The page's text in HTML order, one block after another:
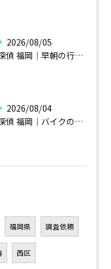
2026/08/05
探偵 福岡｜早朝の行動調査、初見一発勝負のような・・・・
2026/08/04
探偵 福岡｜バイクの新旧交代、浮気調査における内偵型調査
福岡県 調査依頼
西区